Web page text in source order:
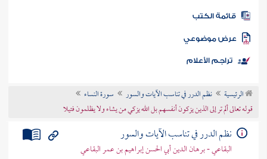
المكتبة
الكتب
موضوعي
تراجم الأعلام
الرئيسية نظم الدرر في تناسب الآيات والسور
سورة النساء
قوله تعالى ألم تر إلى الذين يزكون أنفسهم بل الله يزكي من يشاء ولا يظلمون فتيلا
نظم الدرر في تناسب الآيات والسور
البقاعي - برهان الدين أبي الحسن إبراهيم بن عمر البقاعي